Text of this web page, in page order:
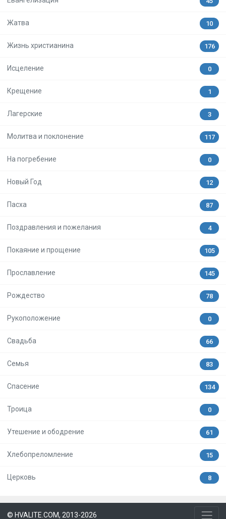
Жатва 10
Жизнь христианина 176
Исцеление 0
Крещение 1
Лагерские 3
Молитва и поклонение 117
На погребение 0
Новый Год 12
Пасха 87
Поздравления и пожелания 4
Покаяние и прощение 105
Прославление 145
Рождество 78
Рукоположение 0
Свадьба 66
Семья 83
Спасение 134
Троица 0
Утешение и ободрение 61
Хлебопреломление 15
Церковь 8
© HVALITE.COM, 2013-2026